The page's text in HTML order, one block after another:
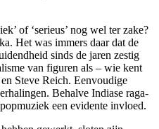
of ‘serieus’ nog wel ter zake?
Het was immers daar dat de
sinds de jaren zestig
van figuren als – wie kent
Steve Reich. Eenvoudige
Behalve Indiase raga-
een evidente invloed.